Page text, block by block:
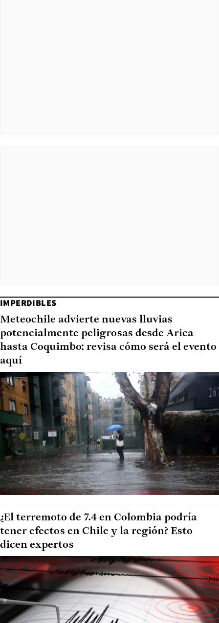
IMPERDIBLES
Meteochile advierte nuevas lluvias
potencialmente peligrosas desde Arica
hasta Coquimbo: revisa cómo será el evento
aquí
¿El terremoto de 7.4 en Colombia podría
tener efectos en Chile y la región? Esto
dicen expertos